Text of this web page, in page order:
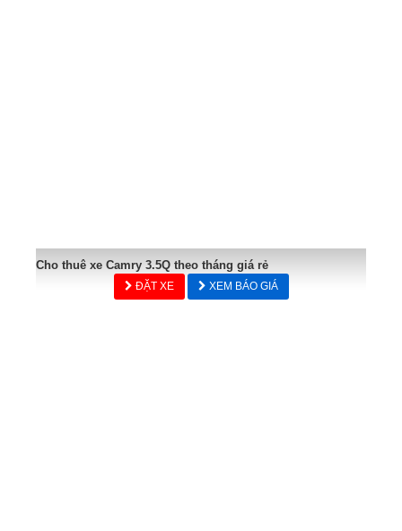
Cho thuê xe Camry 3.5Q theo tháng giá rẻ
ĐẶT XE XEM BÁO GIÁ